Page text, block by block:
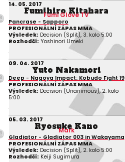
14. 05. 2017
Fumihiro Kitahara
Fumi Glove TV
Pancrase - Sapporo
PROFESIONÁLNÍ ZÁPAS MMA
Výsledek: Decision (Split), 3. kolo 5:00
Rozhodčí: Yoshinori Umeki
09. 04. 2017
Yuto Nakamori
Deep - Nagoya Impact: Kobudo Fight 19
PROFESIONÁLNÍ ZÁPAS MMA
Výsledek: Decision (Unanimous), 2. kolo
5:00
05. 03. 2017
Ryosuke Kano
Mark
Gladiator - Gladiator 003 in Wakayama
PROFESIONÁLNÍ ZÁPAS MMA
Výsledek: Decision (Split), 2. kolo 5:00
Rozhodčí: Keiji Sugimura